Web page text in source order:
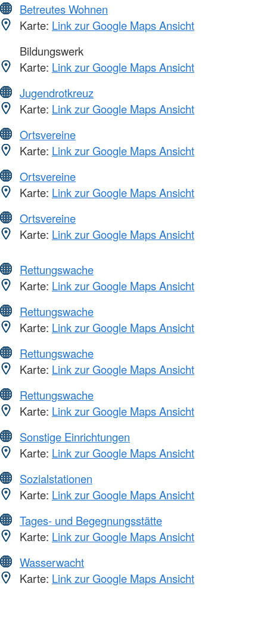
Betreutes Wohnen
Karte: Link zur Google Maps Ansicht
Bildungswerk
Karte: Link zur Google Maps Ansicht
Jugendrotkreuz
Karte: Link zur Google Maps Ansicht
Ortsvereine
Karte: Link zur Google Maps Ansicht
Ortsvereine
Karte: Link zur Google Maps Ansicht
Ortsvereine
Karte: Link zur Google Maps Ansicht
Rettungswache
Karte: Link zur Google Maps Ansicht
Rettungswache
Karte: Link zur Google Maps Ansicht
Rettungswache
Karte: Link zur Google Maps Ansicht
Rettungswache
Karte: Link zur Google Maps Ansicht
Sonstige Einrichtungen
Karte: Link zur Google Maps Ansicht
Sozialstationen
Karte: Link zur Google Maps Ansicht
Tages- und Begegnungsstätte
Karte: Link zur Google Maps Ansicht
Wasserwacht
Karte: Link zur Google Maps Ansicht